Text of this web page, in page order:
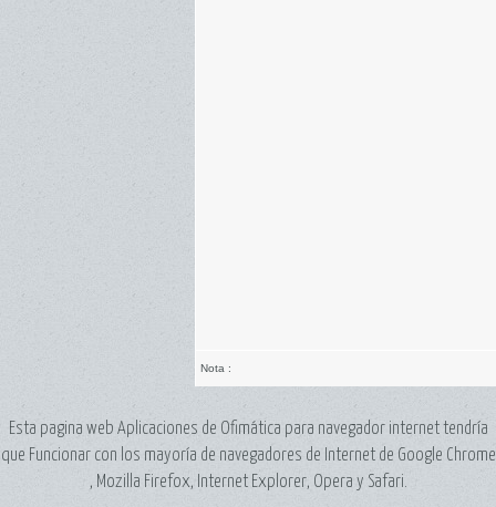
Nota :
Esta pagina web Aplicaciones de Ofimática para navegador internet tendría
que Funcionar con los mayoría de navegadores de Internet de Google Chrome
, Mozilla Firefox, Internet Explorer, Opera y Safari.